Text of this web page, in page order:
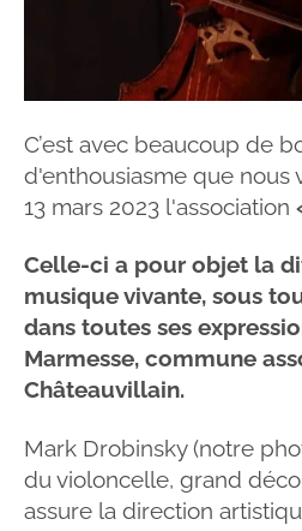
C’est avec beaucoup de
d'enthousiasme que nous
13 mars 2023 l'association
Celle-ci a pour objet la
musique vivante, sous
dans toutes ses
Marmesse, commune
Châteauvillain.
Mark Drobinsky (notre
du violoncelle, grand
assure la direction